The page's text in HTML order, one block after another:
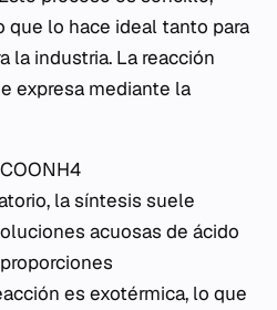
que lo hace ideal tanto para
la industria. La reacción
expresa mediante la
la síntesis suele
acuosas de ácido
es exotérmica, lo que